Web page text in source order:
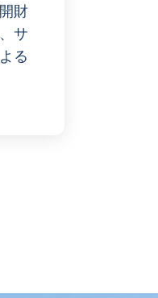
財
サ
る